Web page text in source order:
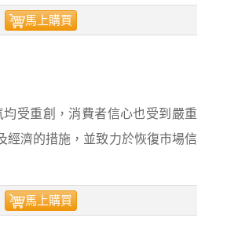
馬上購買
受重創，消費者信心也受到嚴重
經濟的措施，並致力於恢復市場信
馬上購買